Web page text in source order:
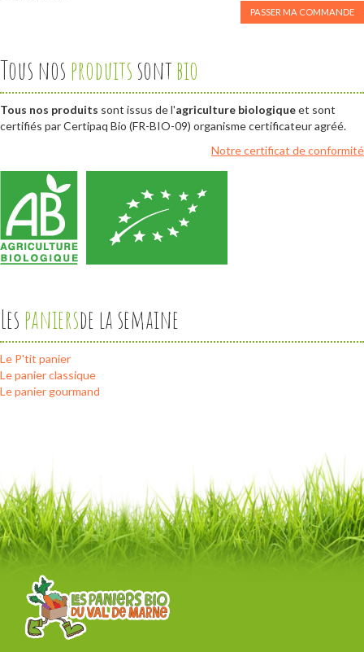
PASSER MA COMMANDE
Tous nos produits sontbio
Tous nos produits sont issus de l'agriculture biologiqueet sont
certifiés par Certipaq Bio (FR-BIO-09) organisme certificateur agréé.
Notre certificat de conformité
Les paniersde la semaine
Le P'tit panier
Le panier classique
Le panier gourmand